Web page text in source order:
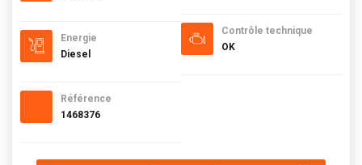
Energie
Diesel
Référence
1468376
Contrôle technique
OK